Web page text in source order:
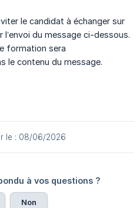
le candidat à échanger sur
du message ci-dessous.
formation sera
le contenu du message.
le : 08/06/2026
à vos questions ?
Non